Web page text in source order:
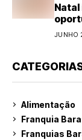
do
JUNHO
Alimentação
Franquia
Franquias